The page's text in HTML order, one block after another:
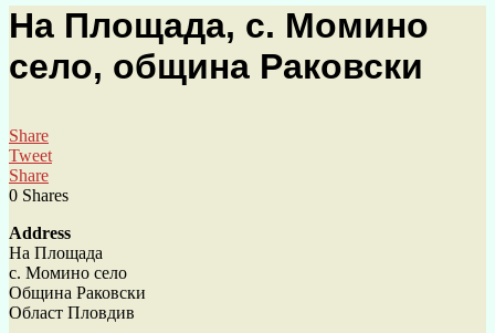
На Площада, с. Момино
село, община Раковски
Share
Tweet
Share
0 Shares
Address
На Площада
с. Момино село
Община Раковски
Област Пловдив